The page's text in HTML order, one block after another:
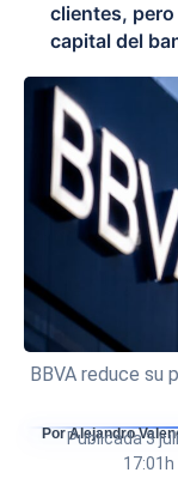
clientes,
capital del
BBVA reduce su
Por Alejandro
Publicada3
17:01h